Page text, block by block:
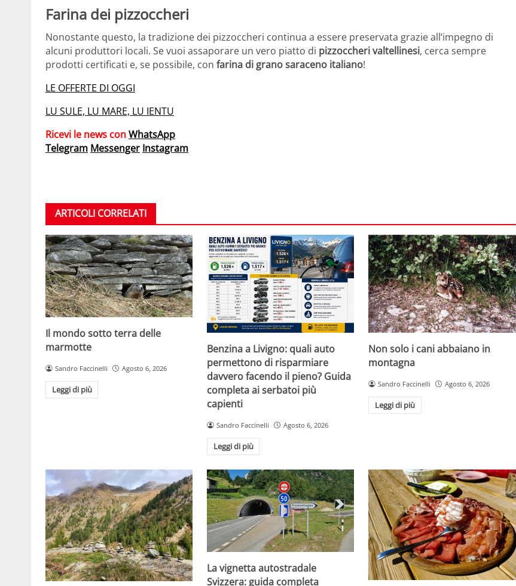
Farina dei pizzoccheri
Nonostante questo, la tradizione dei pizzoccheri continua a essere preservata grazie all’impegno di
alcuni produttori locali. Se vuoi assaporare un vero piatto di pizzoccheri valtellinesi, cerca sempre
prodotti certificati e, se possibile, con farina di grano saraceno italiano!
LE OFFERTE DI OGGI
LU SULE, LU MARE, LU IENTU
Ricevi le news conWhatsApp
Telegram Messenger Instagram
ARTICOLI CORRELATI
Il mondo sotto terra delle
marmotte
Sandro Faccinelli Agosto 6, 2026
Leggi di più
Benzina a Livigno: quali auto
permettono di risparmiare
davvero facendo il pieno? Guida
completa ai serbatoi più
capienti
Sandro Faccinelli Agosto 6, 2026
Leggi di più
Non solo i cani abbaiano in
montagna
Sandro Faccinelli Agosto 6, 2026
Leggi di più
La vignetta autostradale
Svizzera: guida completa